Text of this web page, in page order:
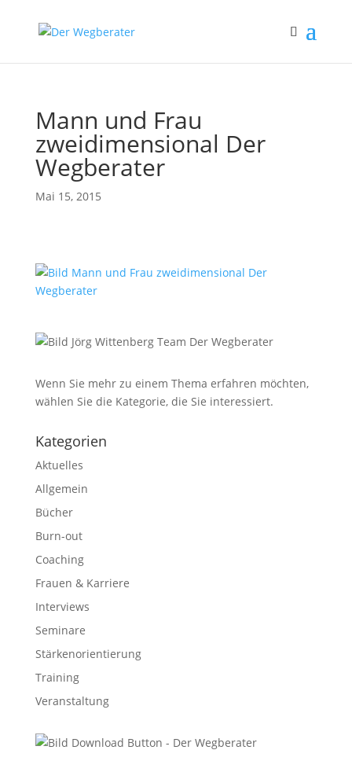
Mann und Frau
zweidimensional Der
Wegberater
Mai 15, 2015
Wenn Sie mehr zu einem Thema erfahren möchten,
wählen Sie die Kategorie, die Sie interessiert.
Kategorien
Aktuelles
Allgemein
Bücher
Burn-out
Coaching
Frauen & Karriere
Interviews
Seminare
Stärkenorientierung
Training
Veranstaltung